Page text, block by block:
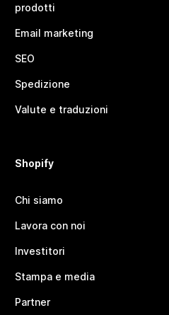
prodotti
Email marketing
SEO
Spedizione
Valute e traduzioni
Shopify
Chi siamo
Lavora con noi
Investitori
Stampa e media
Partner